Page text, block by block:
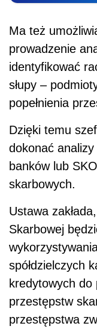
Ma też
prowadzenie
identyfikować
słupy –
popełnienia
Dzięki temu
dokonać
banków lub
skarbowych.
Ustawa
Skarbowej
spółdzielczych
kredytowych do
przestępstw
przestępstwa